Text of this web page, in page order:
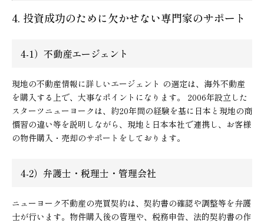
4. 投資成功のために欠かせない専門家のサポート
4-1）不動産エージェント
現地の不動産情報に詳しいエージェント の選定は、海外不動産
を購入する上で、大事なポイントになります。 2006年設立した
スターツニューヨークは、約20年間の経験を基に日本と現地の商
慣習の違い等を説明しながら、現地と日本本社で連携し、お客様
の物件購入・売却のサポートをしております。
4-2）弁護士・税理士・管理会社
ニューヨーク不動産の売買契約は、契約書の確認や調整等を弁護
士が行います。物件購入後の管理や、税務申告、法的契約書の作